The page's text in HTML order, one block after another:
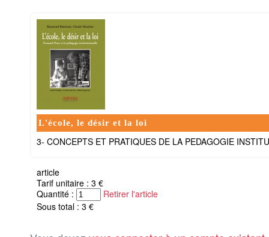
L'école, le désir et la loi
3- CONCEPTS ET PRATIQUES DE LA PEDAGOGIE
article
Tarif unitaire : 3 €
Quantité :
Retirer l'article
Sous total : 3 €